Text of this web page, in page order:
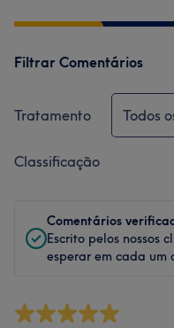
Filtrar Comentários
Tratamento Todos
Classificação
Comentários
Escrito pelos nossos
esperar em cada um